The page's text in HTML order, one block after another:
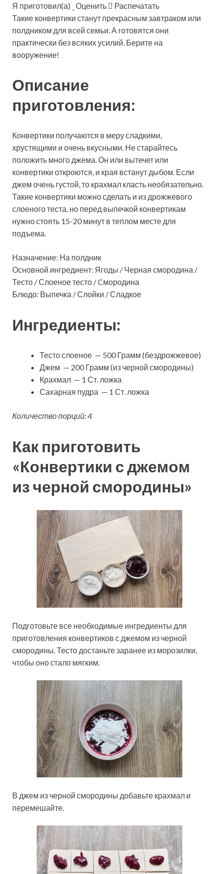
Я приготовил(а)
Оценить
Распечатать
Такие конвертики станут прекрасным завтраком или
полдником для всей семьи. А готовятся они
практически без всяких усилий. Берите на
вооружение!
Описание
приготовления:
Конвертики получаются в меру сладкими,
хрустящими и очень вкусными. Не старайтесь
положить много джема. Он или вытечет или
конвертики откроются, и края встанут дыбом. Если
джем очень густой, то крахмал класть необязательно.
Такие конвертики можно сделать и из дрожжевого
слоеного теста, но перед выпечкой конвертикам
нужно стоять 15-20 минут в теплом месте для
подъема.
Назначение: На полдник
Основной ингредиент: Ягоды / Черная смородина /
Тесто / Слоеное тесто / Cмородина
Блюдо: Выпечка / Слойки / Сладкое
Ингредиенты:
Тесто слоеное — 500 Грамм (бездрожжевое)
Джем — 200 Грамм (из черной смородины)
Крахмал — 1 Ст. ложка
Сахарная пудра — 1 Ст. ложка
Количество порций: 4
Как приготовить
«Конвертики с джемом
из черной смородины»
Подготовьте все необходимые ингредиенты для
приготовления конвертиков с джемом из черной
смородины. Тесто достаньте заранее из морозилки,
чтобы оно стало мягким.
В джем из черной смородины добавьте крахмал и
перемешайте.